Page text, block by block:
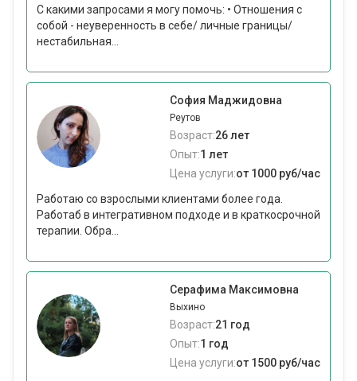
С какими запросами я могу помочь: • Отношения с
собой - неуверенность в себе/ личные границы/
нестабильная...
София Маджидовна
Реутов
Возраст:26 лет
Опыт:1 лет
Цена услуги:от 1000 руб/час
Работаю со взрослыми клиентами более года.
Работаб в интегративном подходе и в краткосрочной
терапии. Обра...
Серафима Максимовна
Выхино
Возраст:21 год
Опыт:1 год
Цена услуги:от 1500 руб/час